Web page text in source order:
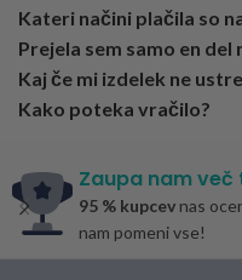
Kateri načini plačila so
Prejela sem samo en
Kaj če mi izdelek ne
Kako poteka vračilo?
Zaupa nam
95 % kupcev nas
nam pomeni vse!